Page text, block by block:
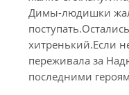
Димы-людишки
хитренький.Если
переживала за
последними